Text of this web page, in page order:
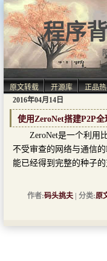
程序
原文转载 开源库 正品
2016年04月14日
使用ZeroNet搭建P2P全
ZeroNet是一个利用比
不受审查的网络与通信
能已经得到完整的种子
作者:码头挑夫 | 分类:原